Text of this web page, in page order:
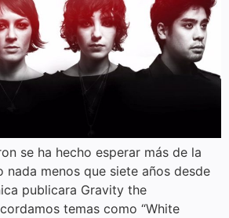
se ha hecho esperar más de la
nada menos que siete años desde
publicara Gravity the
temas como “White